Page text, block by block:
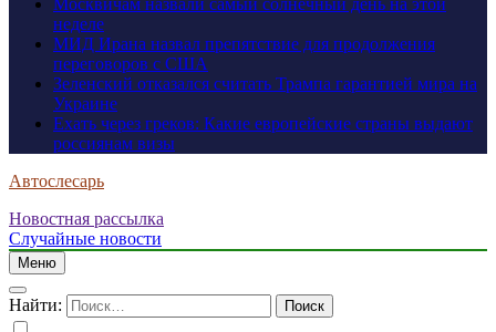
Москвичам назвали самый солнечный день на этой
неделе
МИД Ирана назвал препятствие для продолжения
переговоров с США
Зеленский отказался считать Трампа гарантией мира на
Украине
Ехать через греков: Какие европейские страны выдают
россиянам визы
Автослесарь
Новостная рассылка
Случайные новости
Меню
Найти: